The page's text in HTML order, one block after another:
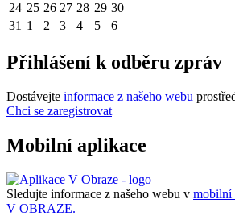
24 25 26 27 28 29 30
31 1 2 3 4 5 6
Přihlášení k odběru zpráv
Dostávejte informace z našeho webu
Chci se zaregistrovat
Mobilní aplikace
Sledujte informace z našeho webu v mobilní
V OBRAZE.